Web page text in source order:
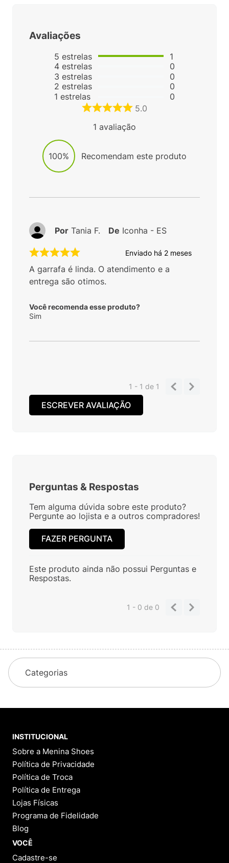
Avaliações
5 estrelas
4 estrelas
3 estrelas
2 estrelas
1 estrelas
1
0
0
0
0
5.0
1 avaliação
100% Recomendam este produto
Enviado há 2 meses
A garrafa é linda. O atendimento e a
entrega são otimos.
Você recomenda esse produto?
Sim
Por Tania F. De Iconha - ES
1 - 1de 1
ESCREVER AVALIAÇÃO
Perguntas & Respostas
Tem alguma dúvida sobre este produto?
Pergunte ao lojista e a outros compradores!
FAZER PERGUNTA
Este produto ainda não possui Perguntas e
Respostas.
1 - 0de 0
Categorias
INSTITUCIONAL
Sobre a Menina Shoes
Política de Privacidade
Política de Troca
Política de Entrega
Lojas Físicas
Programa de Fidelidade
Blog
VOCÊ
Cadastre-se